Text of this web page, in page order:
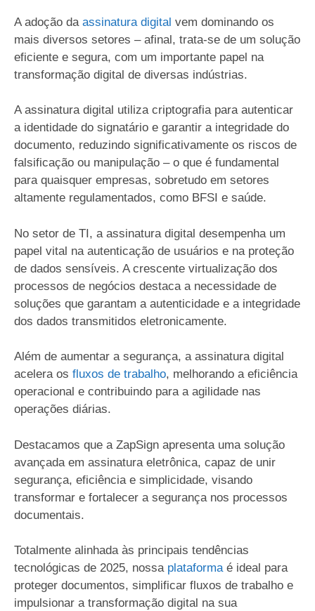
A adoção da assinatura digital vem dominando os
mais diversos setores – afinal, trata-se de um solução
eficiente e segura, com um importante papel na
transformação digital de diversas indústrias.
A assinatura digital utiliza criptografia para autenticar
a identidade do signatário e garantir a integridade do
documento, reduzindo significativamente os riscos de
falsificação ou manipulação – o que é fundamental
para quaisquer empresas, sobretudo em setores
altamente regulamentados, como BFSI e saúde.
No setor de TI, a assinatura digital desempenha um
papel vital na autenticação de usuários e na proteção
de dados sensíveis. A crescente virtualização dos
processos de negócios destaca a necessidade de
soluções que garantam a autenticidade e a integridade
dos dados transmitidos eletronicamente.
Além de aumentar a segurança, a assinatura digital
acelera os fluxos de trabalho, melhorando a eficiência
operacional e contribuindo para a agilidade nas
operações diárias.
Destacamos que a ZapSign apresenta uma solução
avançada em assinatura eletrônica, capaz de unir
segurança, eficiência e simplicidade, visando
transformar e fortalecer a segurança nos processos
documentais.
Totalmente alinhada às principais tendências
tecnológicas de 2025, nossa plataforma é ideal para
proteger documentos, simplificar fluxos de trabalho e
impulsionar a transformação digital na sua